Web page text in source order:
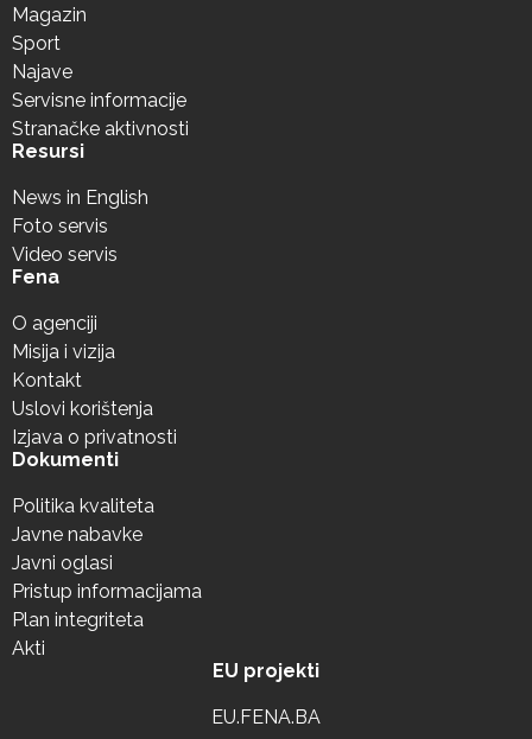
Magazin
Sport
Najave
Servisne informacije
Stranačke aktivnosti
Resursi
News in English
Foto servis
Video servis
Fena
O agenciji
Misija i vizija
Kontakt
Uslovi korištenja
Izjava o privatnosti
Dokumenti
Politika kvaliteta
Javne nabavke
Javni oglasi
Pristup informacijama
Plan integriteta
Akti
EU projekti
EU.FENA.BA